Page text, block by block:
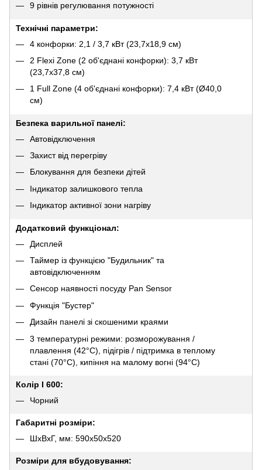
9 рівнів регулювання потужності
Технічні параметри:
4 конфорки: 2,1 / 3,7 кВт (23,7x18,9 см)
2 Flexi Zone (2 об'єднані конфорки): 3,7 кВт
(23,7x37,8 см)
1 Full Zone (4 об'єднані конфорки): 7,4 кВт (Ø40,0
см)
Безпека варильної панелі:
Автовідключення
Захист від перегріву
Блокування для безпеки дітей
Індикатор залишкового тепла
Індикатор активної зони нагріву
Додатковий функціонал:
Дисплей
Таймер із функцією "Будильник" та
автовідключенням
Сенсор наявності посуду Pan Sensor
Функція "Бустер"
Дизайн панелі зі скошеними краями
3 температурні режими: розморожування /
плавлення (42°С), підігрів / підтримка в теплому
стані (70°С), кипіння на малому вогні (94°С)
Колір I 600:
Чорний
Габаритні розміри:
ШхВхГ, мм: 590х50х520
Розміри для вбудовування: